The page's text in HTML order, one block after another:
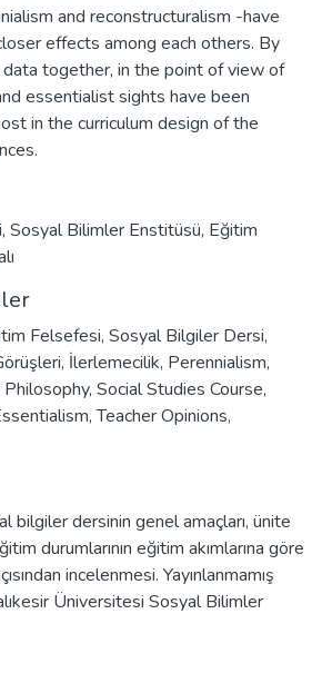
and reconstructuralism -have
effects among each others. By
together, in the point of view of
essentialist sights have been
in the curriculum design of the
Sosyal Bilimler Enstitüsü, Eğitim
Felsefesi, Sosyal Bilgiler Dersi,
, İlerlemecilik, Perennialism,
Philosophy, Social Studies Course,
,Teacher Opinions,
bilgiler dersinin genel amaçları, ünite
durumlarının eğitim akımlarına göre
incelenmesi. Yayınlanmamış
Üniversitesi Sosyal Bilimler